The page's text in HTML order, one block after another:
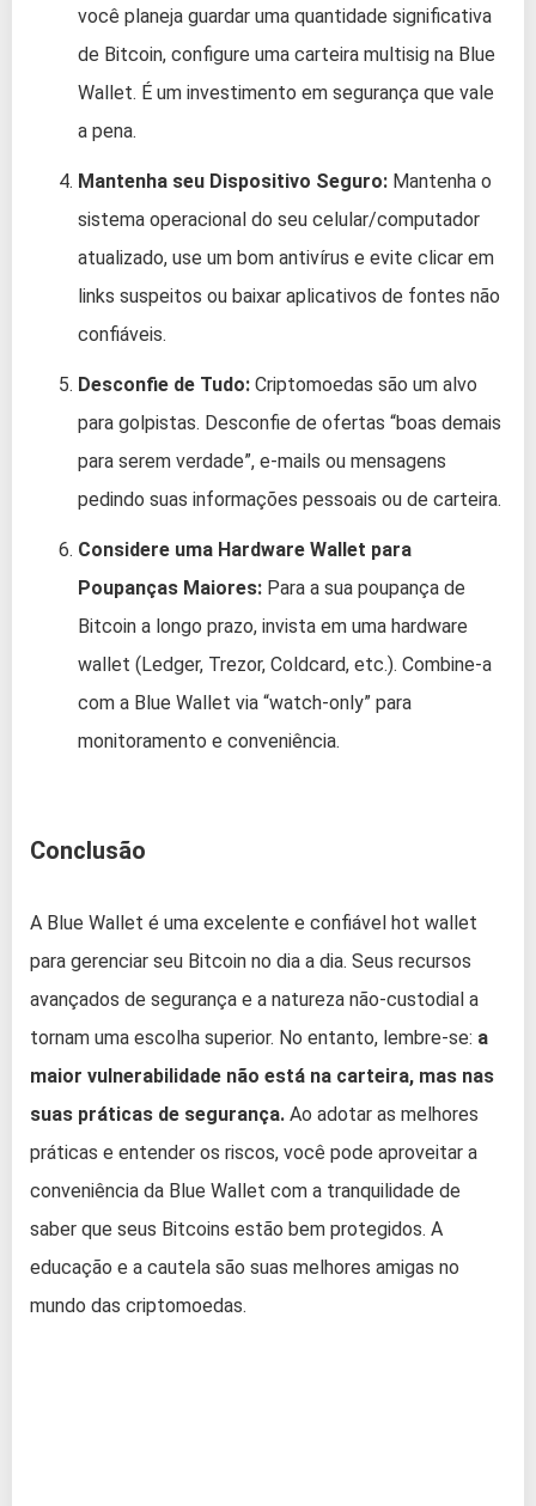
você planeja guardar uma quantidade significativa
de Bitcoin, configure uma carteira multisig na Blue
Wallet. É um investimento em segurança que vale
a pena.
Mantenha seu Dispositivo Seguro: Mantenha o
sistema operacional do seu celular/computador
atualizado, use um bom antivírus e evite clicar em
links suspeitos ou baixar aplicativos de fontes não
confiáveis.
Desconfie de Tudo: Criptomoedas são um alvo
para golpistas. Desconfie de ofertas “boas demais
para serem verdade”, e-mails ou mensagens
pedindo suas informações pessoais ou de carteira.
Considere uma Hardware Wallet para
Poupanças Maiores: Para a sua poupança de
Bitcoin a longo prazo, invista em uma hardware
wallet (Ledger, Trezor, Coldcard, etc.). Combine-a
com a Blue Wallet via “watch-only” para
monitoramento e conveniência.
Conclusão
A Blue Wallet é uma excelente e confiável hot wallet
para gerenciar seu Bitcoin no dia a dia. Seus recursos
avançados de segurança e a natureza não-custodial a
tornam uma escolha superior. No entanto, lembre-se: a
maior vulnerabilidade não está na carteira, mas nas
suas práticas de segurança. Ao adotar as melhores
práticas e entender os riscos, você pode aproveitar a
conveniência da Blue Wallet com a tranquilidade de
saber que seus Bitcoins estão bem protegidos. A
educação e a cautela são suas melhores amigas no
mundo das criptomoedas.